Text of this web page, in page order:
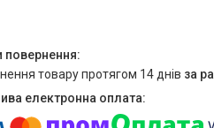
товару протягом 14 днів за